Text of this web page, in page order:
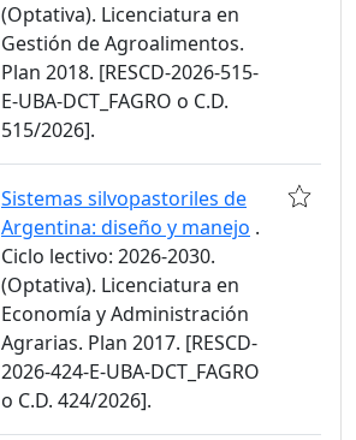
(Optativa). Licenciatura en
Gestión de Agroalimentos.
Plan 2018. [RESCD-2026-515-
E-UBA-DCT_FAGRO o C.D.
515/2026].
Sistemas silvopastoriles de
Argentina: diseño y manejo .
Ciclo lectivo: 2026-2030.
(Optativa). Licenciatura en
Economía y Administración
Agrarias. Plan 2017. [RESCD-
2026-424-E-UBA-DCT_FAGRO
o C.D. 424/2026].